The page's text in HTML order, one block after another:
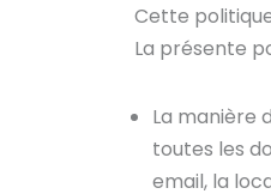
Cette
La présente
La manière
toutes les
email, la